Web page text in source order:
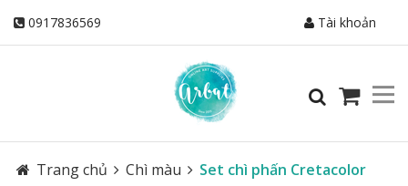
0917836569 Tài khoản
Trang chủ Chì màu
Set chì phấn Cretacolor